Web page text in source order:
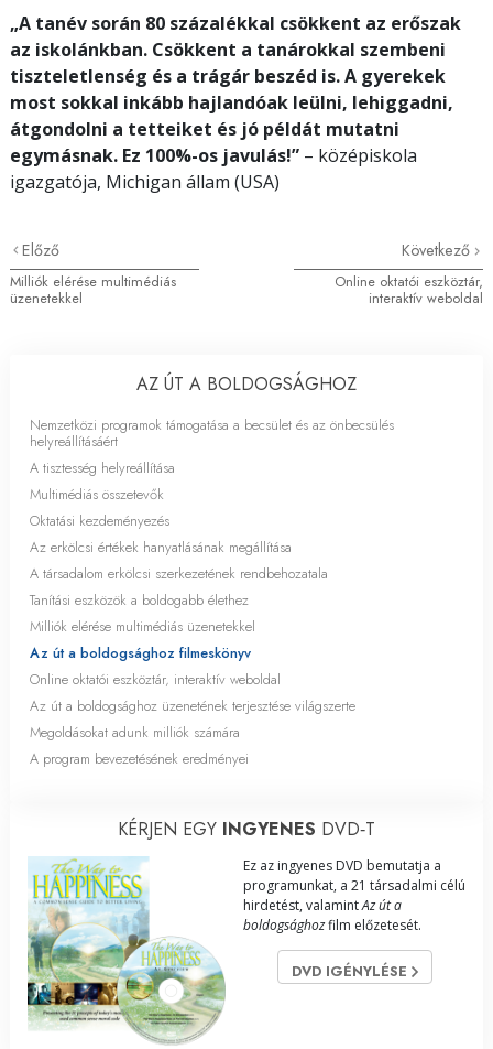
„A tanév során 80 százalékkal csökkent az erőszak
az iskolánkban. Csökkent a tanárokkal szembeni
tiszteletlenség és a trágár beszéd is. A gyerekek
most sokkal inkább hajlandóak leülni, lehiggadni,
átgondolni a tetteiket és jó példát mutatni
egymásnak. Ez 100%-os javulás!” – középiskola
igazgatója, Michigan állam (USA)
Előző
Milliók elérése multimédiás
üzenetekkel
Következő
Online oktatói eszköztár,
interaktív weboldal
AZ ÚT A BOLDOGSÁGHOZ
Nemzetközi programok támogatása a becsület és az önbecsülés
helyreállításáért
A tisztesség helyreállítása
Multimédiás összetevők
Oktatási kezdeményezés
Az erkölcsi értékek hanyatlásának megállítása
A társadalom erkölcsi szerkezetének rendbehozatala
Tanítási eszközök a boldogabb élethez
Milliók elérése multimédiás üzenetekkel
Az út a boldogsághoz filmeskönyv
Online oktatói eszköztár, interaktív weboldal
Az út a boldogsághoz üzenetének terjesztése világszerte
Megoldásokat adunk milliók számára
A program bevezetésének eredményei
KÉRJEN EGY INGYENES DVD‑T
Ez az ingyenes DVD bemutatja a
programunkat, a 21 társadalmi célú
hirdetést, valamintAz út a
boldogsághozfilm előzetesét.
DVD IGÉNYLÉSE